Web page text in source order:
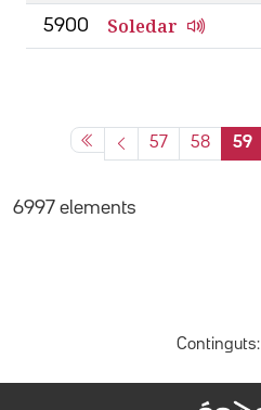
5900 Soledar
57 58 59
6997 elements
Continguts: